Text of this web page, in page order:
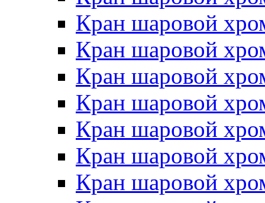
Кран шаровой
Кран шаровой
Кран шаровой
Кран шаровой
Кран шаровой
Кран шаровой
Кран шаровой